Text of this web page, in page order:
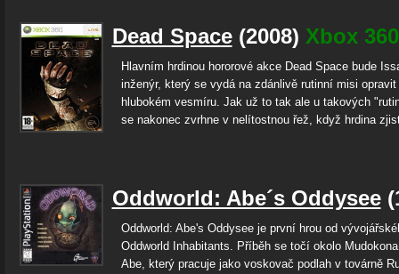
Dead Space(2008) Xbox 360
Hlavním hrdinou hororové akce Dead Space bude
inženýr, který se vydá na zdánlivě rutinní misi
hlubokém vesmíru. Jak už to tak ale u takových
se nakonec zvrhne v nelítostnou řež, když hrdina
Oddworld: Abe´s Oddysee
Oddworld: Abe's Oddysee je první hrou od
Oddworld Inhabitants. Příběh se točí okolo
Abe, který pracuje jako voskovač podlah v továrně